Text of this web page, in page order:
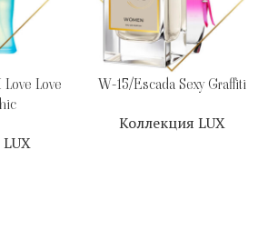
Love
W-15/Escada Sexy Graffiti
Коллекция LUX